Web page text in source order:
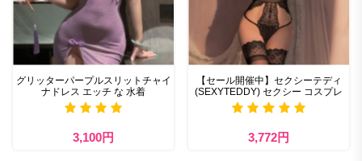
グリッターパープルスリットチャイ
ナドレス エッチ な 水着
3,100円
【セール開催中】セクシーテディ
(SEXYTEDDY) セクシー コスプレ
3,772円